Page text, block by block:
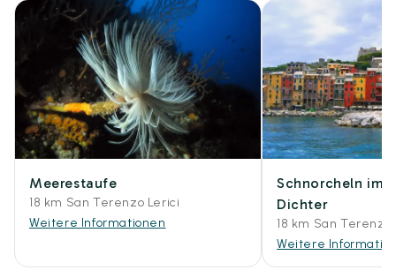
Meerestaufe
18 km San Terenzo Lerici
Weitere Informationen
Schnorcheln im
Dichter
18 km San Terenzo
Weitere